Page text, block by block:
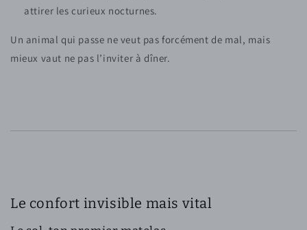
attirer les curieux nocturnes.
Un animal qui passe ne veut pas forcément de mal, mais
mieux vaut ne pas l’inviter à dîner.
Le confort invisible mais vital